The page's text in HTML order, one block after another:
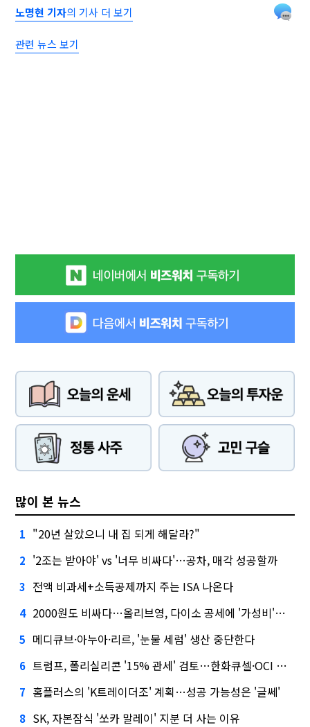
노명현 기자의 기사 더 보기
관련 뉴스 보기
많이 본 뉴스
1 "20년 살았으니 내 집 되게 해달라?"
2 '2조는 받아야' vs '너무 비싸다'…공차, 매각 성공할까
3 전액 비과세+소득공제까지 주는 ISA 나온다
4 2000원도 비싸다…올리브영, 다이소 공세에 '가성비'로 맞불
5 메디큐브·아누아·리르, '눈물 세럼' 생산 중단한다
6 트럼프, 폴리실리콘 '15% 관세' 검토…한화큐셀·OCI 영향은?
7 홈플러스의 'K트레이더조' 계획…성공 가능성은 '글쎄'
8 SK, 자본잠식 '쏘카 말레이' 지분 더 사는 이유